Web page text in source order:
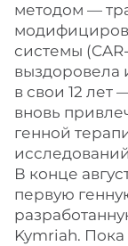
методом —
системы
выздоровела
в свои 12 лет
вновь
генной
В конце
первую
Kymriah.